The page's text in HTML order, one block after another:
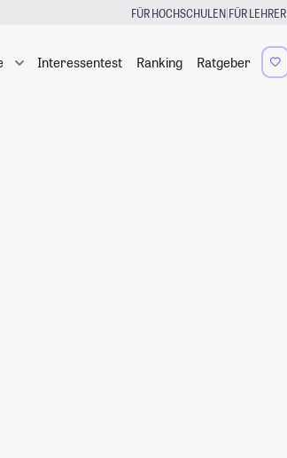
FÜR HOCHSCHULEN|FÜR LEHRER
Interessentest Ranking Ratgeber